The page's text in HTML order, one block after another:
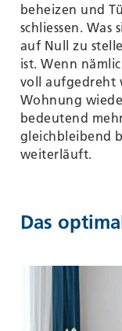
beheizen und
schliessen.
auf Null zu
ist. Wenn
voll aufgedreht
Wohnung
bedeutend
gleichbleibend
weiterläuft.
Das